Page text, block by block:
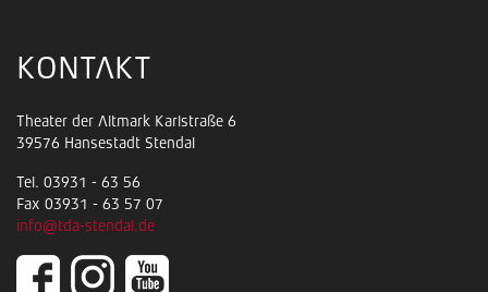
KONTAKT
Theater der Altmark Karlstraße 6
39576 Hansestadt Stendal
Tel. 03931 - 63 56
Fax 03931 - 63 57 07
info@tda-stendal.de